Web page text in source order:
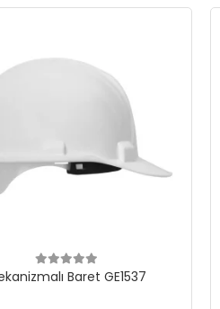
Baret GE1537